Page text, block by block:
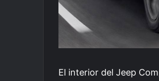
El interior del Jeep